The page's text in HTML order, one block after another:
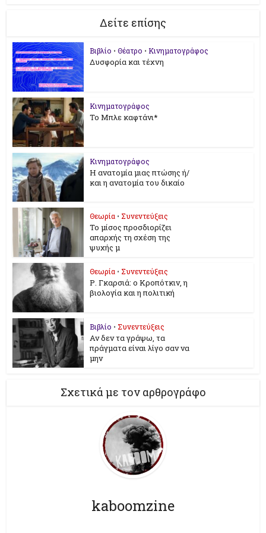
Δείτε επίσης
Βιβλίο • Θέατρο • Κινηματογράφος
Δυσφορία και τέχνη
Κινηματογράφος
Το Μπλε καφτάνι*
Κινηματογράφος
Η ανατομία μιας πτώσης ή/
και η ανατομία του δικαίο
Θεωρία • Συνεντεύξεις
Το μίσος προσδιορίζει
απαρχής τη σχέση της
ψυχής μ
Θεωρία • Συνεντεύξεις
Ρ. Γκαρσιά: ο Κροπότκιν, η
βιολογία και η πολιτική
Βιβλίο • Συνεντεύξεις
Αν δεν τα γράψω, τα
πράγματα είναι λίγο σαν να
μην
Σχετικά με τον αρθρογράφο
kaboomzine